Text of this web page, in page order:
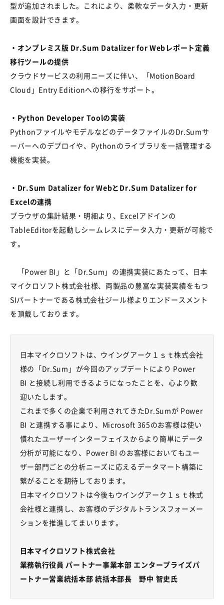
型が追加されました。これにより、柔軟なデータ入力・更新
画面を設計できます。
・オンプレミス版 Dr.Sum Datalizer for Webレポート定義
移行ツールの提供
クラウドサービスの利用ニーズに伴い、「MotionBoard
Cloud」Entry Editionへの移行をサポート。
・Python Developer Toolの実装
PythonファイルやモデルなどのデータファイルのDr.Sumサ
ーバーへのデプロイや、Pythonのライブラリを一括管理する
機能を実装。
・Dr.Sum Datalizer for WebとDr.Sum Datalizer for
Excelの連携
ブラウザの集計結果・明細より、Excelアドインの
TableEditorを起動しシームレスにデータ入力・更新が可能で
す。
「Power BI」と「Dr.Sum」の連携実装にあたって、日本
マイクロソフト株式会社様、両製品の豊富な実装実績をもつ
SIパートナーである株式会社ジール様よりエンドースメント
を頂戴しております。
日本マイクロソフトは、ウイングアーク１ｓｔ株式会社
様の「Dr.Sum」が今回のアップデートにより Power
BI と接続し利用できるようになったことを、心より歓
迎いたします。
これまで多くの企業で利用されてきたDr.Sumが Power
BI と連携する事により、Microsoft 365のお客様は使い
慣れたユーザーインターフェイスからより簡単にデータ
分析が可能になり、Power BI のお客様においてもユー
ザー部門ごとの分析ニーズに応えるデータマート構築に
繋がることを期待しております。
日本マイクロソフトは今後もウイングアーク１ｓｔ株式
会社様と連携し、お客様のデジタルトランスフォーメー
ションを推進してまいります。
日本マイクロソフト株式会社
業務執行役員 パートナー事業本部 エンタープライズパ
ートナー営業統括本部 統括本部長 野中 智史氏